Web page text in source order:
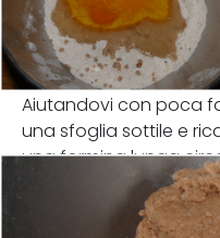
Aiutandovi con poca
una sfoglia sottile e
una formina lunga